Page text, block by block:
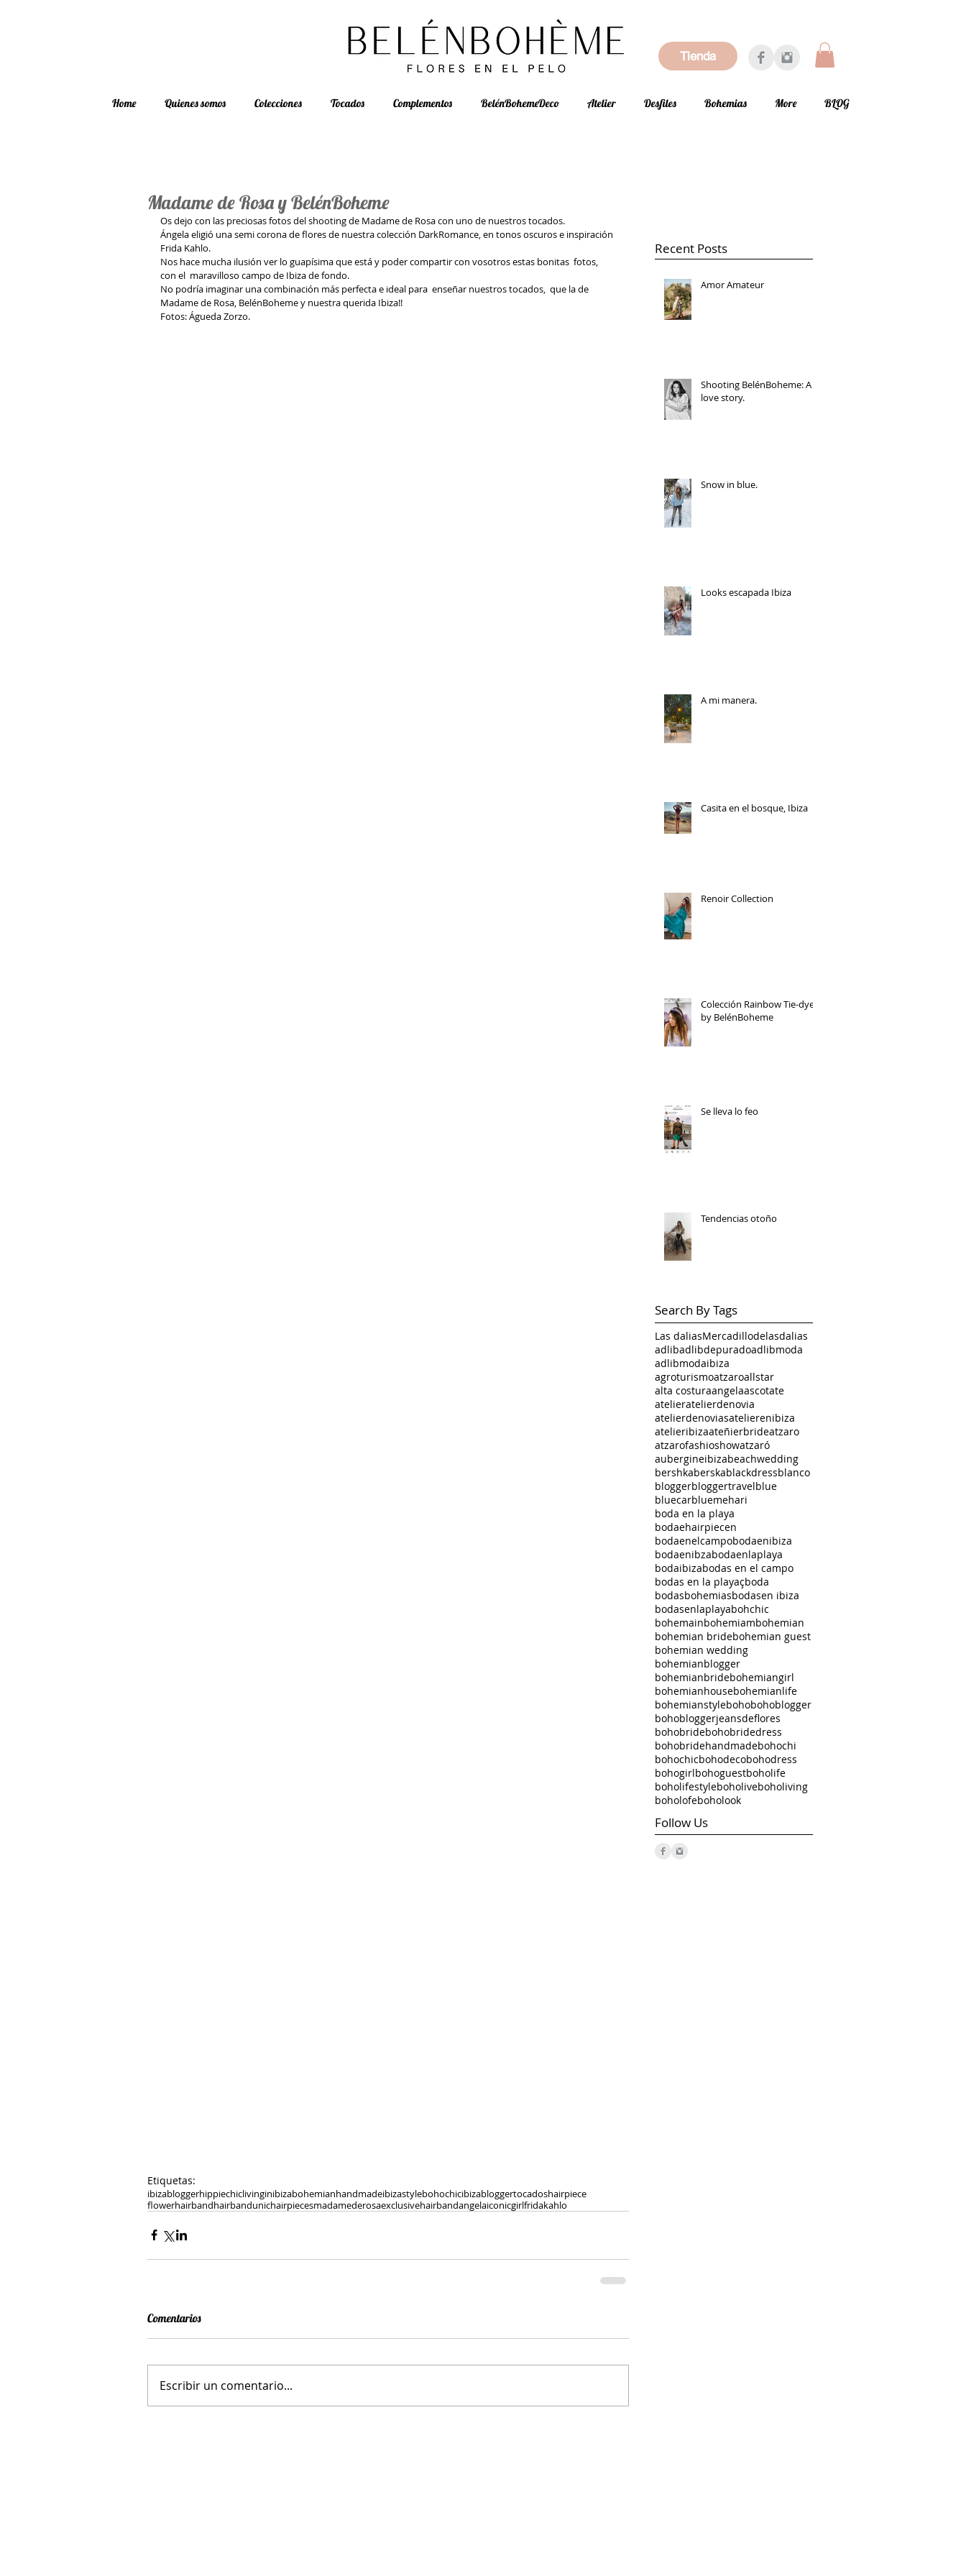
Tienda
Home Quienes somos Colecciones Tocados Complementos BelénBohemeDeco Atelier Desfiles Bohemias More BLOG
Madame de Rosa y BelénBoheme
Os dejo con las preciosas fotos del shooting de Madame de Rosa con uno de nuestros tocados.
Ángela eligió una semi corona de flores de nuestra colección DarkRomance, en tonos oscuros e inspiración
Frida Kahlo.
Nos hace mucha ilusión ver lo guapísima que está y poder compartir con vosotros estas bonitas  fotos,
con el  maravilloso campo de Ibiza de fondo.
No podría imaginar una combinación más perfecta e ideal para  enseñar nuestros tocados,  que la de
Madame de Rosa, BelénBoheme y nuestra querida Ibiza!!
Fotos: Águeda Zorzo.
Etiquetas:
ibizabloggerhippiechiclivinginibizabohemianhandmadeibizastylebohochicibizabloggertocadoshairpiece
flowerhairbandhairbandunichairpiecesmadamederosaexclusivehairbandangelaiconicgirlfridakahlo
Comentarios
Escribir un comentario...
Recent Posts
Amor Amateur
Shooting BelénBoheme: A
love story.
Snow in blue.
Looks escapada Ibiza
A mi manera.
Casita en el bosque, Ibiza
Renoir Collection
Colección Rainbow Tie-dye
by BelénBoheme
Se lleva lo feo
Tendencias otoño
Search By Tags
Las daliasMercadillodelasdalias
adlibadlibdepuradoadlibmoda
adlibmodaibiza
agroturismoatzaroallstar
alta costuraangelaascotate
atelieratelierdenovia
atelierdenoviasatelierenibiza
atelieribizaateñierbrideatzaro
atzarofashioshowatzaró
aubergineibizabeachwedding
bershkaberskablackdressblanco
bloggerbloggertravelblue
bluecarbluemehari
boda en la playa
bodaehairpiecen
bodaenelcampobodaenibiza
bodaenibzabodaenlaplaya
bodaibizabodas en el campo
bodas en la playaçboda
bodasbohemiasbodasen ibiza
bodasenlaplayabohchic
bohemainbohemiambohemian
bohemian bridebohemian guest
bohemian wedding
bohemianblogger
bohemianbridebohemiangirl
bohemianhousebohemianlife
bohemianstylebohobohoblogger
bohobloggerjeansdeflores
bohobridebohobridedress
bohobridehandmadebohochi
bohochicbohodecobohodress
bohogirlbohoguestboholife
boholifestyleboholiveboholiving
boholofeboholook
Follow Us